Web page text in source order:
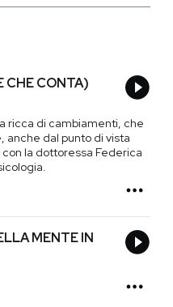
CHE CONTA)
ricca di cambiamenti, che
anche dal punto di vista
la dottoressa Federica
MENTE IN